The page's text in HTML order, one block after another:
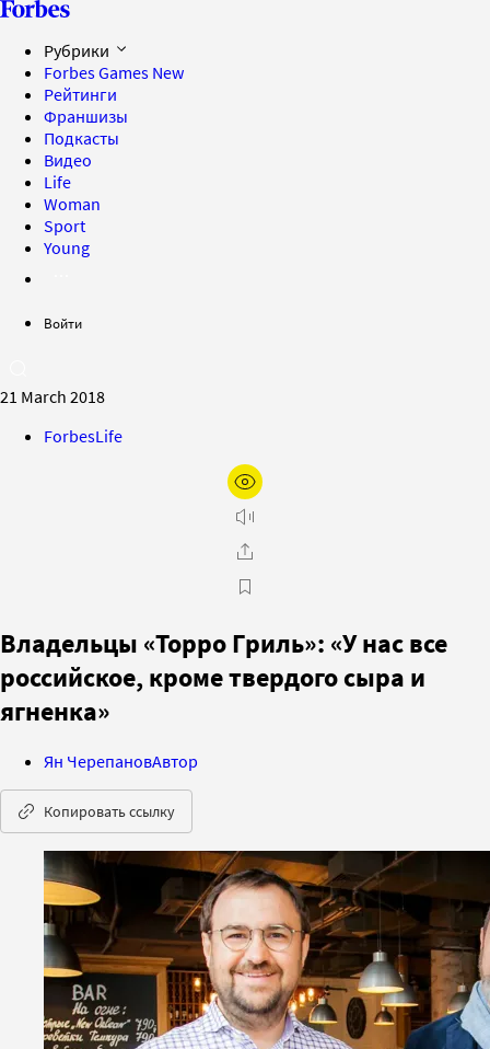
Рубрики
Forbes Games New
Рейтинги
Франшизы
Подкасты
Видео
Life
Woman
Sport
Young
Войти
21 March 2018
ForbesLife
Владельцы «Торро Гриль»: «У нас все
российское, кроме твердого сыра и
ягненка»
Ян ЧерепановАвтор
Копировать ссылку